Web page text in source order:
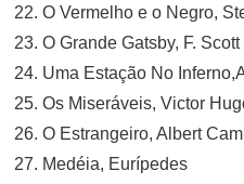
22. O Vermelho e o Negro,
23. O Grande Gatsby, F.
24. Uma Estação No
25. Os Miseráveis, Victor
26. O Estrangeiro, Albert
27. Medéia, Eurípedes